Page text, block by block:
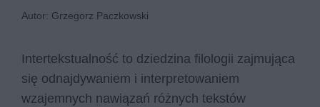
Autor: Grzegorz Paczkowski
Intertekstualność to dziedzina filologii zajmująca
się odnajdywaniem i interpretowaniem
wzajemnych nawiązań różnych tekstów